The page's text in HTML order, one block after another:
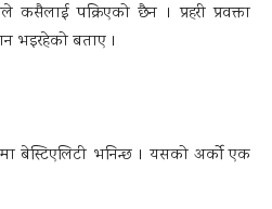
कसैलाई पक्रिएको छैन । प्रहरी प्रवक्ता
भइरहेको बताए ।
बेस्टिएलिटी भनिन्छ । यसको अर्को एक